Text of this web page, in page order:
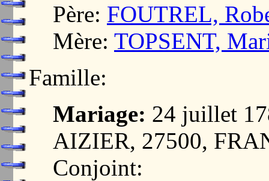
Père: FOUTREL,
Mère: TOPSENT,
Famille:
Mariage: 24 juillet
AIZIER, 27500,
Conjoint: